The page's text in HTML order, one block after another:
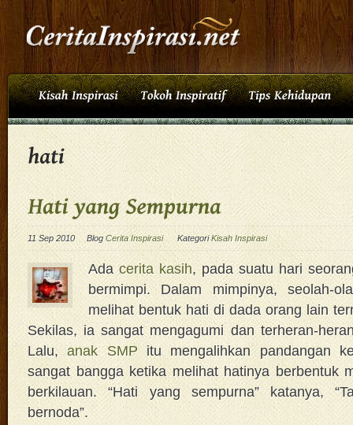
11 Sep 2010 BlogCerita Inspirasi KategoriKisah Inspirasi
Ada cerita kasih, pada suatu hari
bermimpi. Dalam mimpinya, seolah-
melihat bentuk hati di dada orang lain
Sekilas, ia sangat mengagumi dan terheran-
Lalu,anak SMPitu mengalihkan pandangan
sangat bangga ketika melihat hatinya berbentuk
berkilauan. “Hati yang sempurna” katanya,
bernoda”.